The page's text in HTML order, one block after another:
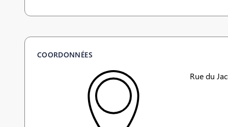
COORDONNÉES
Rue du